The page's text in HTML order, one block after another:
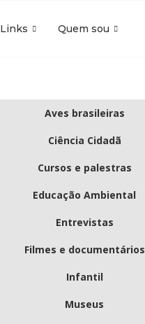
Links Quem sou
Aves brasileiras
Ciência Cidadã
Cursos e palestras
Educação Ambiental
Entrevistas
Filmes e documentários
Infantil
Museus